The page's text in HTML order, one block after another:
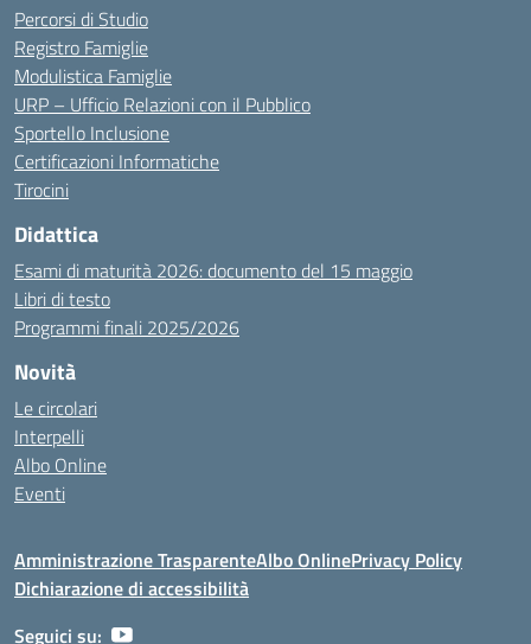
Percorsi di Studio
Registro Famiglie
Modulistica Famiglie
URP – Ufficio Relazioni con il Pubblico
Sportello Inclusione
Certificazioni Informatiche
Tirocini
Didattica
Esami di maturità 2026: documento del 15 maggio
Libri di testo
Programmi finali 2025/2026
Novità
Le circolari
Interpelli
Albo Online
Eventi
Amministrazione TrasparenteAlbo OnlinePrivacy Policy
Dichiarazione di accessibilità
Seguici su: